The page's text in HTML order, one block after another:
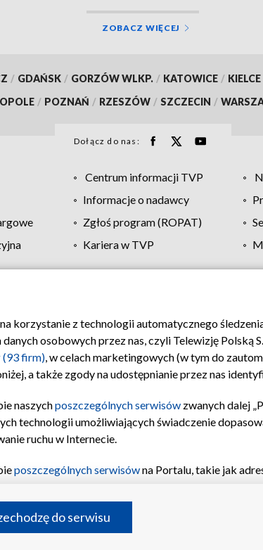
ZOBACZ WIĘCEJ
/ GDAŃSK / GORZÓW WLKP. / KATOWICE / KIELCE
OPOLE / POZNAŃ / RZESZÓW / SZCZECIN /
Dołącz do nas:
Centrum informacji TVP
Informacje o nadawcy
Zgłoś program (ROPAT)
Kariera w TVP
prywatności Moje zgody Pomoc
korzystanie z technologii automatycznego
osobowych przez nas, czyli Telewizję Polską
(93 firm), w celach marketingowych (w tym do
a także zgody na udostępnianie przez nas
naszychposzczególnych serwisów zwanych dalej
technologii umożliwiających świadczenie
ruchu w Internecie.
poszczególnych serwisówna Portalu, takie jak
informacji na urządzeniu lub dostęp do
spersonalizowanych treści, wyboru
opracowywania i ulepszania produktów,
do serwisu